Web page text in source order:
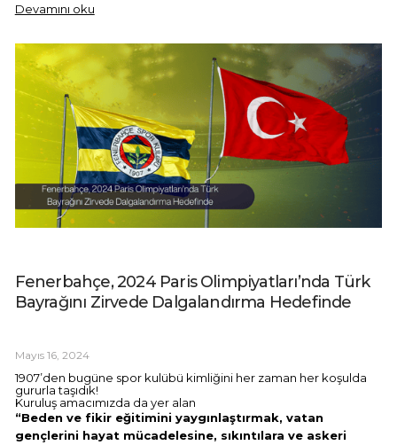
Devamını oku
Fenerbahçe, 2024 Paris Olimpiyatları’nda Türk
Bayrağını Zirvede Dalgalandırma Hedefinde
Mayıs 16, 2024
1907’den bugüne spor kulübü kimliğini her zaman her koşulda
gururla taşıdık!
Kuruluş amacımızda da yer alan
“Beden ve fikir eğitimini yaygınlaştırmak, vatan
gençlerini hayat mücadelesine, sıkıntılara ve askeri